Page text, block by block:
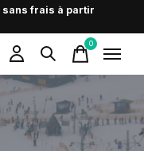
sans frais à partir
0items